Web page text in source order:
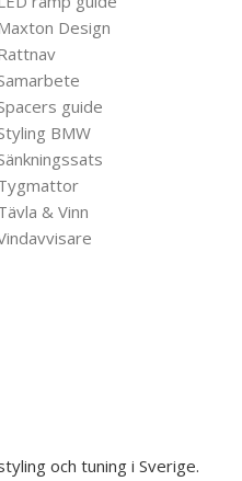
Design
guide
BMW
& Vinn
och tuning i Sverige.